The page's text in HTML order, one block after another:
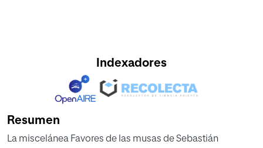
Indexadores
Resumen
La miscelánea Favores de las musas de Sebastián